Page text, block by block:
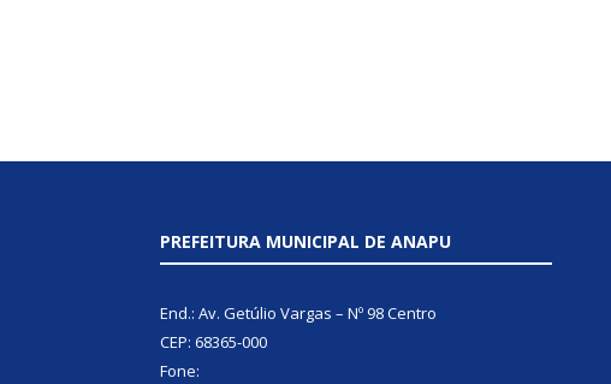
PREFEITURA MUNICIPAL DE ANAPU
End.: Av. Getúlio Vargas – Nº 98 Centro
CEP: 68365-000
Fone: